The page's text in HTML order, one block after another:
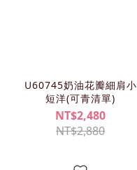
U60745奶油花瓣細肩小
短洋(可青清單)
NT$2,480
NT$2,880